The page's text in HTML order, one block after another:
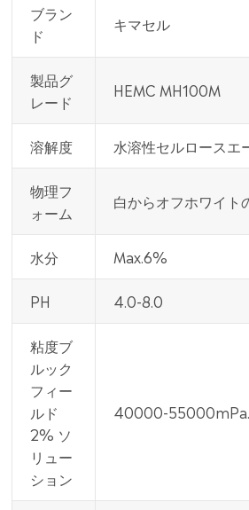
ブラン
ド
キマセル
製品グ
レード
HEMC MH100M
溶解度 水溶性セルロースエ
物理フ
ォーム
白からオフホワイト
水分 Max.6%
PH 4.0-8.0
粘度ブ
ルック
フィー
ルド
2% ソ
リュー
ション
40000-